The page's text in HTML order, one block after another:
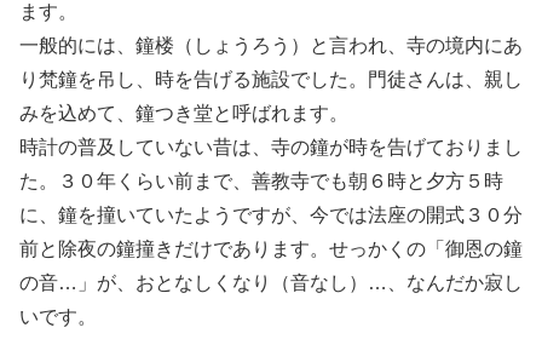
ます。
一般的には、鐘楼（しょうろう）と言われ、寺の境内にあ
り梵鐘を吊し、時を告げる施設でした。門徒さんは、親し
みを込めて、鐘つき堂と呼ばれます。
時計の普及していない昔は、寺の鐘が時を告げておりまし
た。３０年くらい前まで、善教寺でも朝６時と夕方５時
に、鐘を撞いていたようですが、今では法座の開式３０分
前と除夜の鐘撞きだけであります。せっかくの「御恩の鐘
の音…」が、おとなしくなり（音なし）…、なんだか寂し
いです。